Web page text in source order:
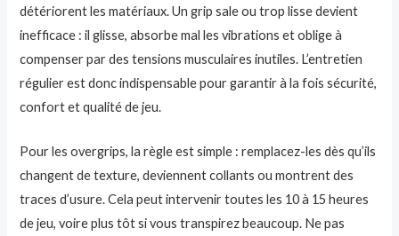
détériorent les matériaux. Un grip sale ou trop lisse devient
inefficace : il glisse, absorbe mal les vibrations et oblige à
compenser par des tensions musculaires inutiles. L’entretien
régulier est donc indispensable pour garantir à la fois sécurité,
confort et qualité de jeu.
Pour les overgrips, la règle est simple : remplacez-les dès qu’ils
changent de texture, deviennent collants ou montrent des
traces d’usure. Cela peut intervenir toutes les 10 à 15 heures
de jeu, voire plus tôt si vous transpirez beaucoup. Ne pas